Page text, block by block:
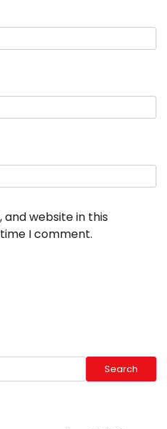
and website in this
I comment.
Search